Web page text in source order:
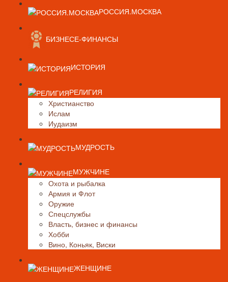
РОССИЯ.МОСКВА
БИЗНЕСЕ-ФИНАНСЫ
ИСТОРИЯ
РЕЛИГИЯ
Христианство
Ислам
Иудаизм
МУДРОСТЬ
МУЖЧИНЕ
Охота и рыбалка
Армия и Флот
Оружие
Спецслужбы
Власть, бизнес и финансы
Хобби
Вино, Коньяк, Виски
ЖЕНЩИНЕ